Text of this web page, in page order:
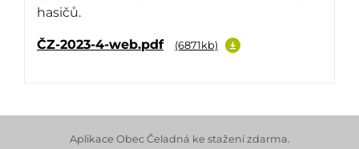
hasičů.
ČZ-2023-4-web.pdf (6871kb)
Aplikace Obec Čeladná ke stažení zdarma.